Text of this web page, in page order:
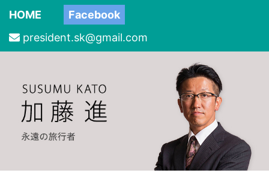
HOME
Facebook
president.sk@gmail.com